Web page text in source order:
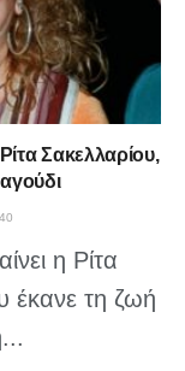
Σακελλαρίου,
η Ρίτα
έκανε τη ζωή